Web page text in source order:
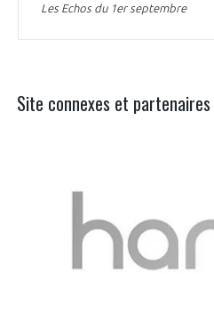
Les Echos du 1er septembre
Site connexes et partenaires